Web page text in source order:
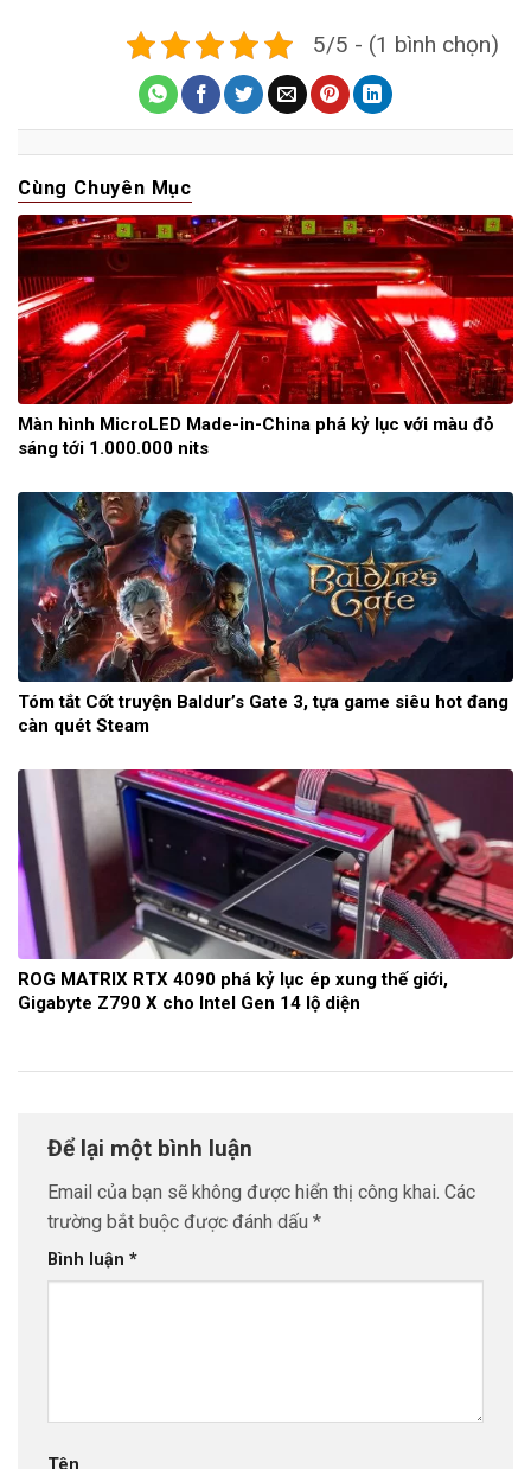
5/5 - (1 bình chọn)
Cùng Chuyên Mục
Màn hình MicroLED Made-in-China phá kỷ lục với màu đỏ
sáng tới 1.000.000 nits
Tóm tắt Cốt truyện Baldur’s Gate 3, tựa game siêu hot đang
càn quét Steam
ROG MATRIX RTX 4090 phá kỷ lục ép xung thế giới,
Gigabyte Z790 X cho Intel Gen 14 lộ diện
Để lại một bình luận
Email của bạn sẽ không được hiển thị công khai. Các
trường bắt buộc được đánh dấu *
Bình luận *
Tên